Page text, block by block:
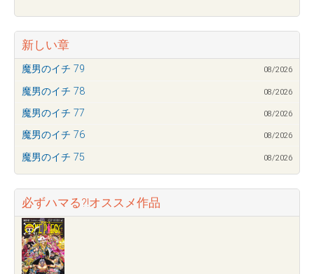
新しい章
魔男のイチ 79 08/2026
魔男のイチ 78 08/2026
魔男のイチ 77 08/2026
魔男のイチ 76 08/2026
魔男のイチ 75 08/2026
必ずハマる?!オススメ作品